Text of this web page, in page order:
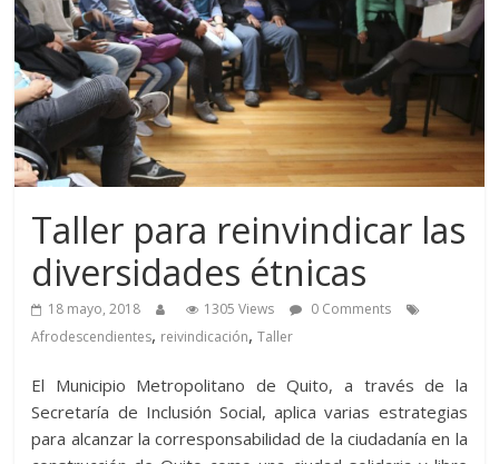
Taller para reinvindicar las
diversidades étnicas
18 mayo, 2018 1305 Views
0 Comments
Afrodescendientes, reivindicación,Taller
El Municipio Metropolitano de Quito, a través de la
Secretaría de Inclusión Social, aplica varias estrategias
para alcanzar la corresponsabilidad de la ciudadanía en la